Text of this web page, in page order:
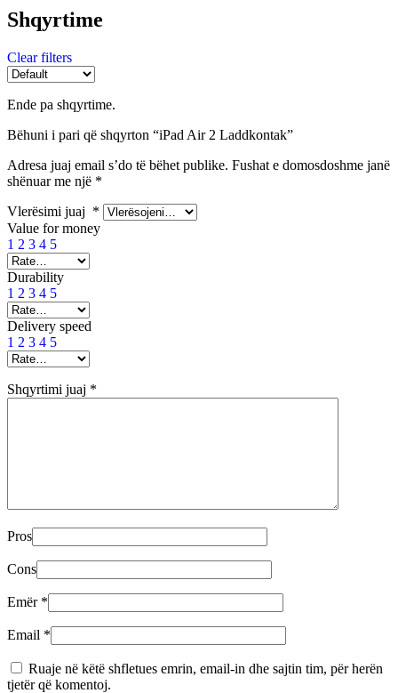
Shqyrtime
Clear filters
Ende pa shqyrtime.
Bëhuni i pari që shqyrton “iPad Air 2 Laddkontak”
Adresa juaj email s’do të bëhet publike. Fushat e domosdoshme janë
shënuar me një *
Vlerësimi juaj *
Value for money
1 2 3 4 5
Durability
1 2 3 4 5
Delivery speed
1 2 3 4 5
Shqyrtimi juaj *
Pros
Cons
Emër *
Email *
Ruaje në këtë shfletues emrin, email-in dhe sajtin tim, për herën
tjetër që komentoj.